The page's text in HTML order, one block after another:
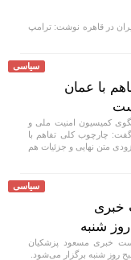
در قاهره نوشت: ترامپ
سیاسی
با عمان
کمیسیون امنیت ملی و
چارچوب کلی تفاهم با
متن نهایی و جزئیات هم
سیاسی
خبری
شنبه
خبری مسعود پزشکیان
روز شنبه برگزار می‌شود.